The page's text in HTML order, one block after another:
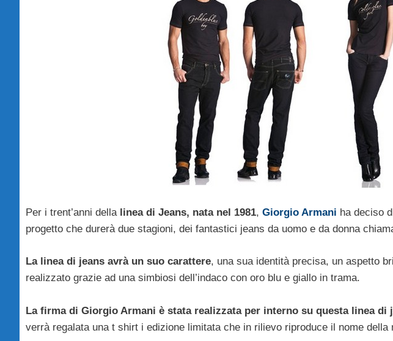
Per i trent’anni della linea di Jeans, nata nel 1981, Giorgio Armani ha deciso
progetto che durerà due stagioni, dei fantastici jeans da uomo e da donna
La linea di jeans avrà un suo carattere, una sua identità precisa, un aspetto
realizzato grazie ad una simbiosi dell’indaco con oro blu e giallo in trama.
La firma di Giorgio Armani è stata realizzata per interno su questa linea di
verrà regalata una t shirt i edizione limitata che in rilievo riproduce il nome della